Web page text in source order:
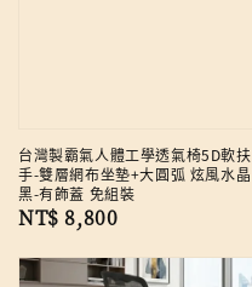
台灣製霸氣人體工學透氣椅5D軟扶
手-雙層網布坐墊+大圓弧 炫風水晶
黑-有飾蓋 免組裝
Regular
NT$ 8,800